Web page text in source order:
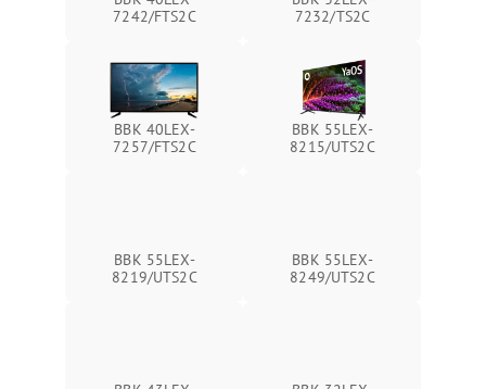
7242/FTS2C
7232/TS2C
BBK 40LEX-
7257/FTS2C
BBK 55LEX-
8215/UTS2C
BBK 55LEX-
8219/UTS2C
BBK 55LEX-
8249/UTS2C